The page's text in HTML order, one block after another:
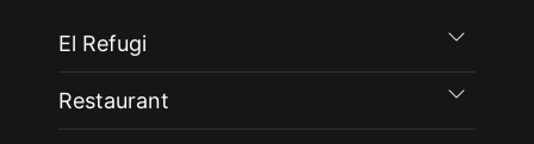
El Refugi
Restaurant